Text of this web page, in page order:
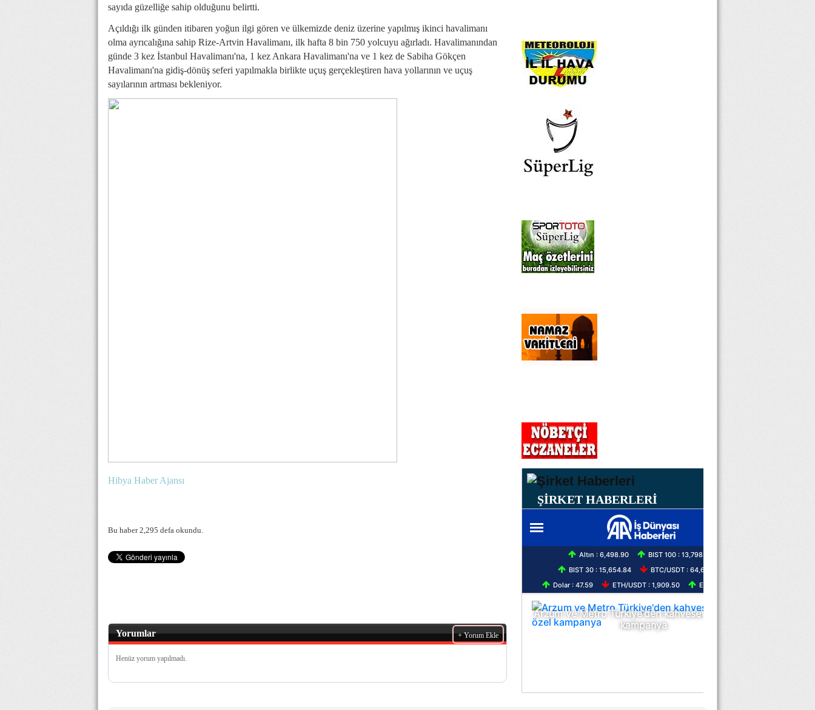
sayıda güzelliğe sahip olduğunu belirtti.
Açıldığı ilk günden itibaren yoğun ilgi gören ve ülkemizde deniz üzerine yapılmış ikinci havalimanı
olma ayrıcalığına sahip Rize-Artvin Havalimanı, ilk hafta 8 bin 750 yolcuyu ağırladı. Havalimanından
günde 3 kez İstanbul Havalimanı'na, 1 kez Ankara Havalimanı'na ve 1 kez de Sabiha Gökçen
Havalimanı'na gidiş-dönüş seferi yapılmakla birlikte uçuş gerçekleştiren hava yollarının ve uçuş
sayılarının artması bekleniyor.
Hibya Haber Ajansı
Bu haber 2,295 defa okundu.
Yorumlar + Yorum Ekle
Henüz yorum yapılmadı.
ŞİRKET HABERLERİ